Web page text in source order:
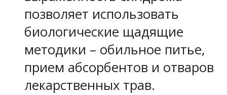
позволяет использовать
биологические щадящие
методики – обильное питье,
прием абсорбентов и отваров
лекарственных трав.